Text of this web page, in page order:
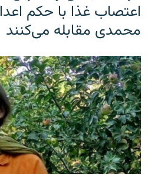
اعتصاب غذا با حکم
محمدی مقابله می‌کنند